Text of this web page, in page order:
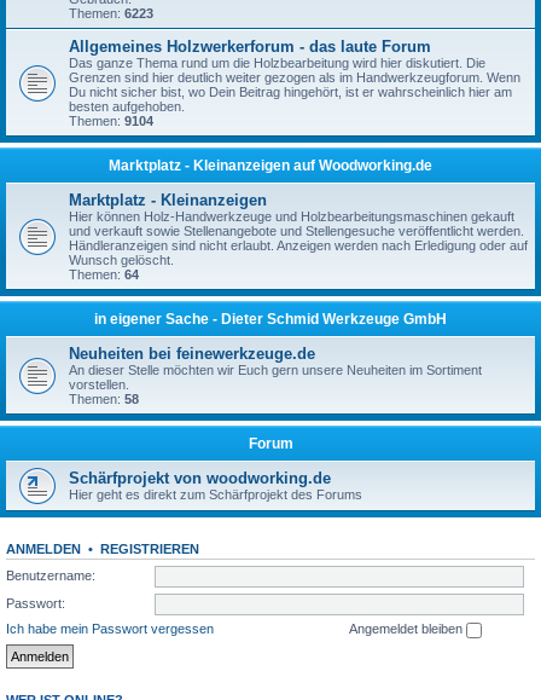
Themen: 6223
Allgemeines Holzwerkerforum - das laute Forum
Das ganze Thema rund um die Holzbearbeitung wird hier diskutiert. Die
Grenzen sind hier deutlich weiter gezogen als im Handwerkzeugforum. Wenn
Du nicht sicher bist, wo Dein Beitrag hingehört, ist er wahrscheinlich hier am
besten aufgehoben.
Themen: 9104
Marktplatz - Kleinanzeigen auf Woodworking.de
Marktplatz - Kleinanzeigen
Hier können Holz-Handwerkzeuge und Holzbearbeitungsmaschinen gekauft
und verkauft sowie Stellenangebote und Stellengesuche veröffentlicht werden.
Händleranzeigen sind nicht erlaubt. Anzeigen werden nach Erledigung oder auf
Wunsch gelöscht.
Themen: 64
in eigener Sache - Dieter Schmid Werkzeuge GmbH
Neuheiten bei feinewerkzeuge.de
An dieser Stelle möchten wir Euch gern unsere Neuheiten im Sortiment
vorstellen.
Themen: 58
Forum
Schärfprojekt von woodworking.de
Hier geht es direkt zum Schärfprojekt des Forums
ANMELDEN • REGISTRIEREN
Benutzername:
Passwort:
Ich habe mein Passwort vergessen
Angemeldet bleiben